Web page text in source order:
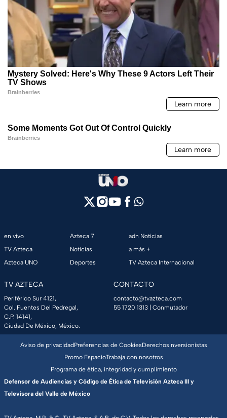
en vivo
TV Azteca
Azteca UNO
Azteca 7
Noticias
Deportes
adn Noticias
a más +
TV Azteca Internacional
TV AZTECA
Periférico Sur 4121,
Col. Fuentes Del Pedregal,
C.P. 14141,
Ciudad De México, México.
CONTACTO
contacto@tvazteca.com
55 1720 1313 | Conmutador
Aviso de privacidadPreferencias de CookiesDerechosInversionistas
Promo EspacioTrabaja con nosotros
Programa de ética, integridad y cumplimiento
Defensor de Audiencias y Código de Ética de Televisión Azteca III y
Televisora del Valle de México